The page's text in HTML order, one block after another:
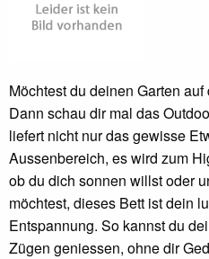
Möchtest du deinen Garten
Dann schau dir mal das
liefert nicht nur das gewisse
Aussenbereich, es wird zum
ob du dich sonnen willst oder
möchtest, dieses Bett ist dein
Entspannung. So kannst du
Zügen geniessen, ohne dir